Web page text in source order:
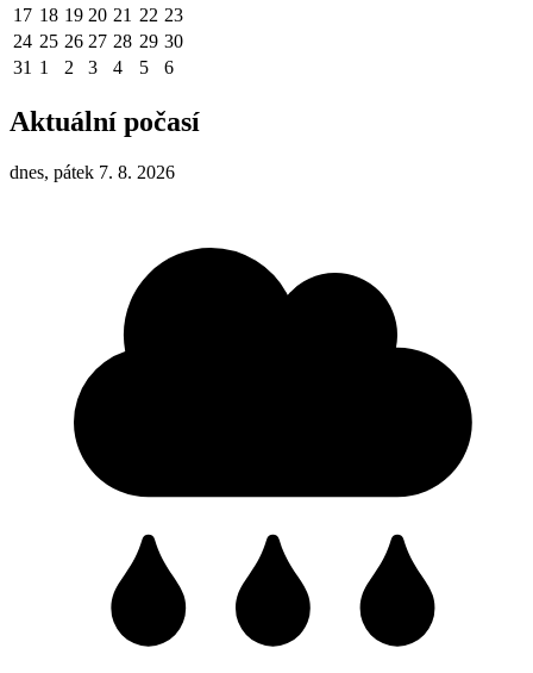
17 18 19 20 21 22 23
24 25 26 27 28 29 30
31 1 2 3 4 5 6
Aktuální počasí
dnes, pátek 7. 8. 2026